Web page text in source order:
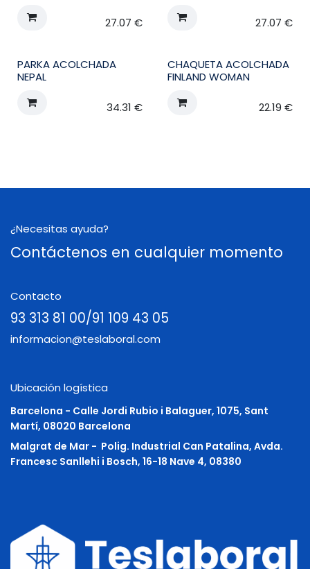
27.07 € 27.07 €
PARKA ACOLCHADA
NEPAL
34.31 €
CHAQUETA ACOLCHADA
FINLAND WOMAN
22.19 €
¿Necesitas ayuda?
Contáctenos en cualquier momento
Contacto
93 313 81 00/91 109 43 05
informacion@teslaboral.com
Ubicación logística
Barcelona - Calle Jordi Rubio i Balaguer, 1075, Sant
Martí, 08020 Barcelona
Malgrat de Mar - Polig. Industrial Can Patalina, Avda.
Francesc Sanllehi i Bosch, 16-18 Nave 4, 08380